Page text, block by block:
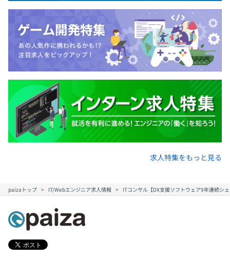
求人特集をもっと見る
paizaトップ IT/Webエンジニア求人情報 ITコンサル【DX支援ソフトウェア9年連続シ